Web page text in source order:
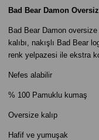
Bad Bear Damon
Bad Bear Damon
kalıbı, nakışlı Bad Bear
renk yelpazesi ile ekstra
Nefes alabilir
% 100 Pamuklu kumaş
Oversize kalıp
Hafif ve yumuşak